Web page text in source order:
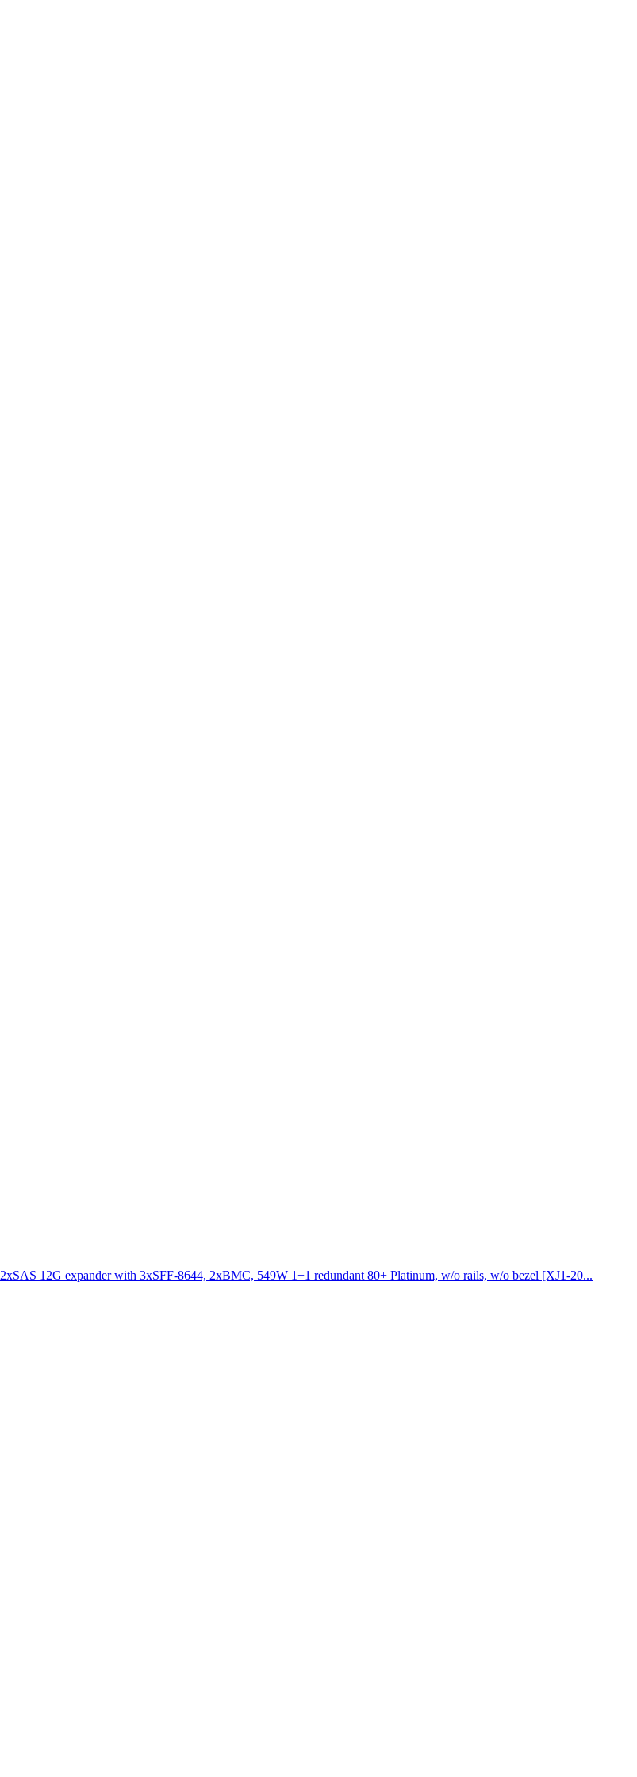
12G expander with 3xSFF-8644, 2xBMC, 549W 1+1 redundant 80+ Platinum, w/o rails, w/o bezel [XJ1-20...